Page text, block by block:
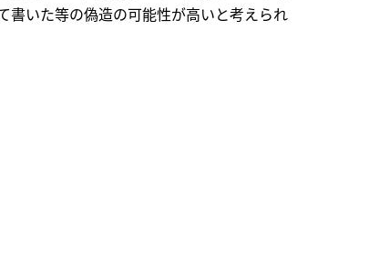
書いた等の偽造の可能性が高いと考えられ